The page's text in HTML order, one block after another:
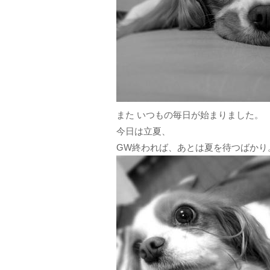
また いつもの毎日が始まりました。
今日は立夏、
GW終われば、あとは夏を待つばかり